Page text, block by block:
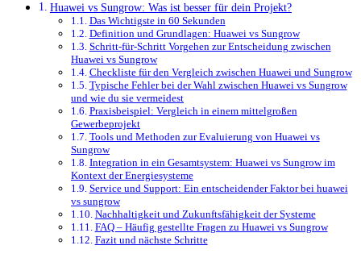
Huawei vs Sungrow: Was ist besser für dein Projekt?
Das Wichtigste in 60 Sekunden
Definition und Grundlagen: Huawei vs Sungrow
Schritt-für-Schritt Vorgehen zur Entscheidung zwischen
Huawei vs Sungrow
Checkliste für den Vergleich zwischen Huawei und Sungrow
Typische Fehler bei der Wahl zwischen Huawei vs Sungrow
und wie du sie vermeidest
Praxisbeispiel: Vergleich in einem mittelgroßen
Gewerbeprojekt
Tools und Methoden zur Evaluierung von Huawei vs
Sungrow
Integration in ein Gesamtsystem: Huawei vs Sungrow im
Kontext der Energiesysteme
Service und Support: Ein entscheidender Faktor bei huawei
vs sungrow
Nachhaltigkeit und Zukunftsfähigkeit der Systeme
FAQ – Häufig gestellte Fragen zu Huawei vs Sungrow
Fazit und nächste Schritte